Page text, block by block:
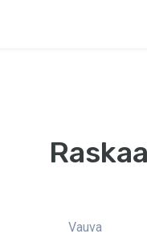
Vauva